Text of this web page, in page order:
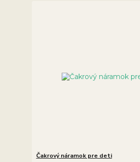
Čakrový náramok pre deti